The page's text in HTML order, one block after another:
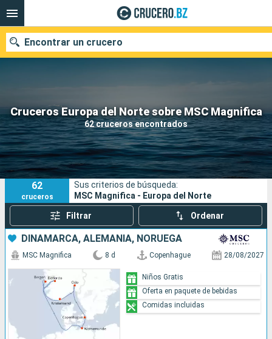
Cruceros Europa del Norte sobre MSC Magnifica
62 cruceros encontrados
Encontrar un crucero
Nuestros destinos
Fecha de salida
Puertos Compañías
Buscar
62
cruceros
Sus criterios de búsqueda:
MSC Magnifica - Europa del Norte
Filtrar Ordenar
DINAMARCA, ALEMANIA, NORUEGA
MSC Magnifica 8 d Copenhague 28/08/2027
Niños Gratis
Oferta en paquete de bebidas
Comidas incluidas